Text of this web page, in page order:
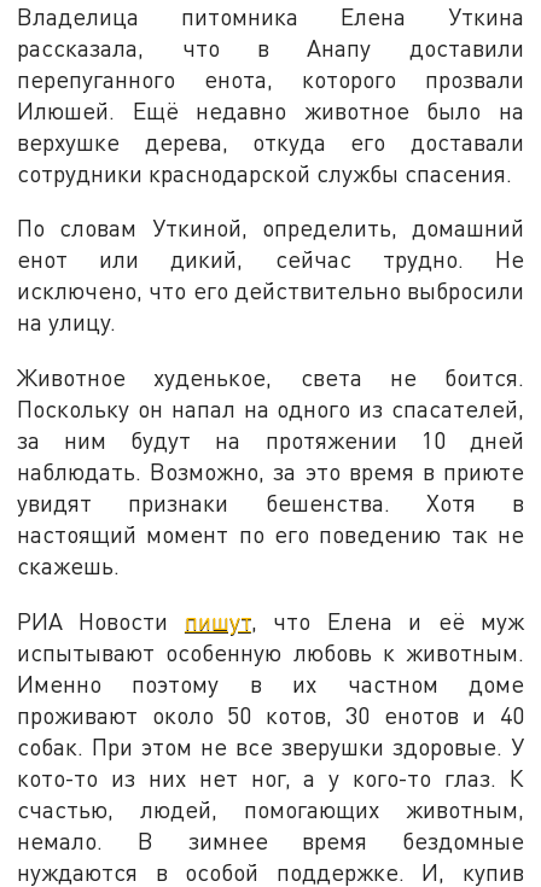
Владелица питомника Елена Уткина
рассказала, что в Анапу доставили
перепуганного енота, которого прозвали
Илюшей. Ещё недавно животное было на
верхушке дерева, откуда его доставали
сотрудники краснодарской службы спасения.
По словам Уткиной, определить, домашний
енот или дикий, сейчас трудно. Не
исключено, что его действительно выбросили
на улицу.
Животное худенькое, света не боится.
Поскольку он напал на одного из спасателей,
за ним будут на протяжении 10 дней
наблюдать. Возможно, за это время в приюте
увидят признаки бешенства. Хотя в
настоящий момент по его поведению так не
скажешь.
РИА Новости пишут, что Елена и её муж
испытывают особенную любовь к животным.
Именно поэтому в их частном доме
проживают около 50 котов, 30 енотов и 40
собак. При этом не все зверушки здоровые. У
кото-то из них нет ног, а у кого-то глаз. К
счастью, людей, помогающих животным,
немало. В зимнее время бездомные
нуждаются в особой поддержке. И, купив